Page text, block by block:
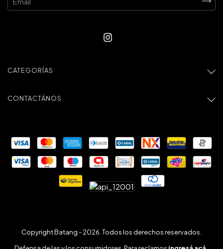
CATEGORÍAS
CONTACTÁNOS
Copyright Batang - 2026. Todos los derechos reservados.